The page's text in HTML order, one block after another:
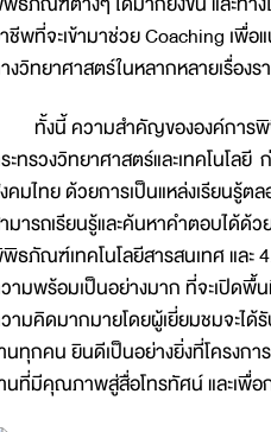
ชีพที่จะเข้ามาช่วย Coaching เพื่
งวิทยาศาสตร์ในหลากหลายเรื่อง
ทั้งนี้ ความสำคัญขององค์การพิพิ
ะทรวงวิทยาศาสตร์และเทคโนโล
คมไทย ด้วยการเป็นแหล่งเรียนรู้
มารถเรียนรู้และค้นหาคำตอบได้
ธภัณฑ์เทคโนโลยีสารสนเทศ และ
ามพร้อมเป็นอย่างมาก ที่จะเปิดพื้น
ามคิดมากมายโดยผู้เยี่ยมชมจะได้
นทุกคน ยินดีเป็นอย่างยิ่งที่โครงก
นที่มีคุณภาพสู่สื่อโทรทัศน์ และเพื่อ